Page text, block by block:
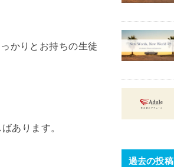
かりとお持ちの生徒
あります。
過去の投稿